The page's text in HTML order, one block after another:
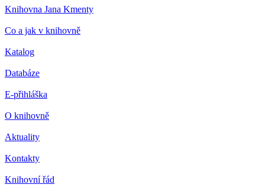
Knihovna Jana Kmenty
Co a jak v knihovně
Katalog
Databáze
E-přihláška
O knihovně
Aktuality
Kontakty
Knihovní řád